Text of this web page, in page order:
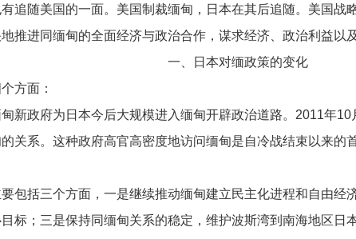
随美国的一面。美国制裁缅甸，日本在其后追随。美国战
推进同缅甸的全面经济与政治合作，谋求经济、政治利益以
一、日本对缅政策的变化
方面：
政府为日本今后大规模进入缅甸开辟政治道路。2011年10
关系。这种政府高官高密度地访问缅甸是自冷战结束以来
括三个方面，一是继续推动缅甸建立民主化进程和自由经
标；三是保持同缅甸关系的稳定，维护波斯湾到南海地区